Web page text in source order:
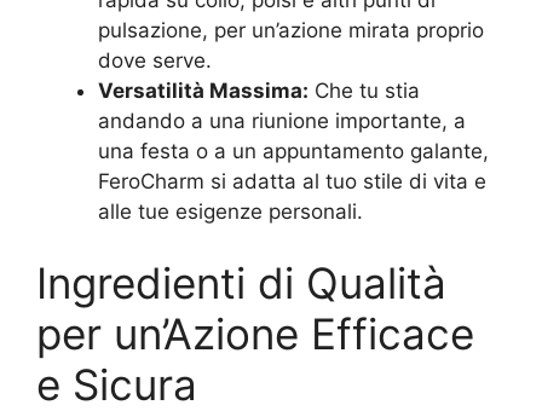
pulsazione, per un’azione mirata proprio
dove serve.
Versatilità Massima: Che tu stia
andando a una riunione importante, a
una festa o a un appuntamento galante,
FeroCharm si adatta al tuo stile di vita e
alle tue esigenze personali.
Ingredienti di Qualità
per un’Azione Efficace
e Sicura